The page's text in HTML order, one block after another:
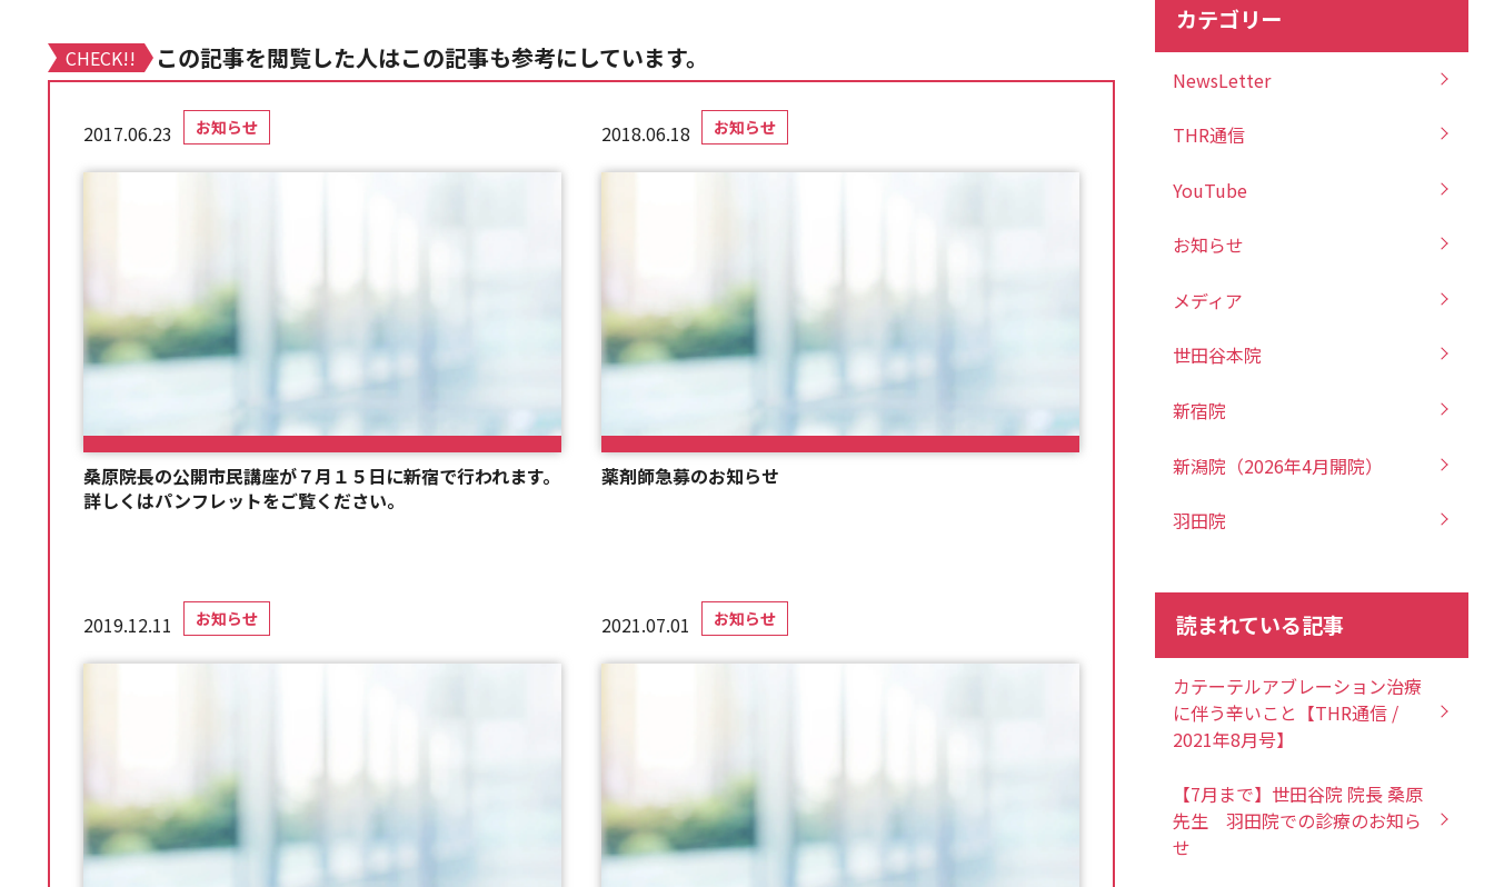
CHECK!! この記事を閲覧した人はこの記事も参考にしています。
2017.06.23 お知らせ
桑原院長の公開市民講座が７月１５日に新宿で行われます。
詳しくはパンフレットをご覧ください。
2018.06.18 お知らせ
薬剤師急募のお知らせ
2019.12.11 お知らせ 2021.07.01 お知らせ
カテゴリー
NewsLetter
THR通信
YouTube
お知らせ
メディア
世田谷本院
新宿院
新潟院（2026年4月開院）
羽田院
読まれている記事
カテーテルアブレーション治療
に伴う辛いこと【THR通信 /
2021年8月号】
【7月まで】世田谷院 院長 桑原
先生 羽田院での診療のお知ら
せ